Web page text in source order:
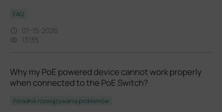
FAQ
07-15-2026
13135
Why my PoE powered device cannot work properly
when connected to the PoE Switch?
Poradnik rozwiązywania problemów